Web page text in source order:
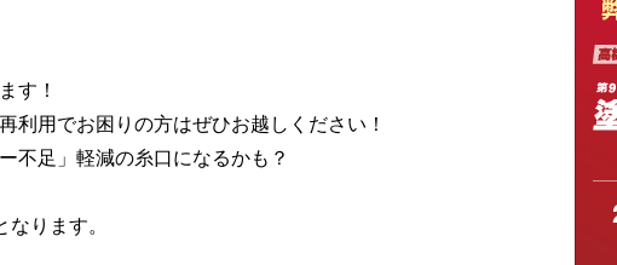
す！
利用でお困りの方はぜひお越しください！
不足」軽減の糸口になるかも？
ります。